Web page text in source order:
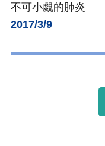
不可小覷的肺炎
2017/3/9